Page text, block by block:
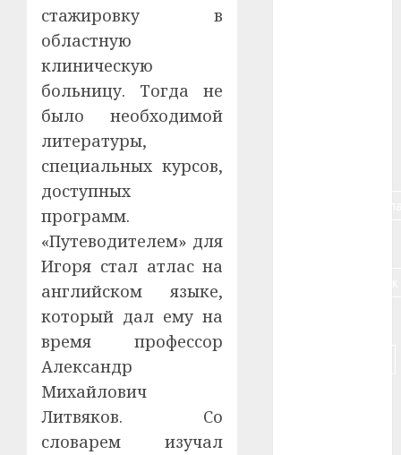
стажировку в
областную
клиническую
больницу. Тогда не
было необходимой
литературы,
специальных курсов,
доступных
программ.
«Путеводителем» для
Игоря стал атлас на
английском языке,
который дал ему на
время профессор
Александр
Михайлович
Литвяков. Со
словарем изучал